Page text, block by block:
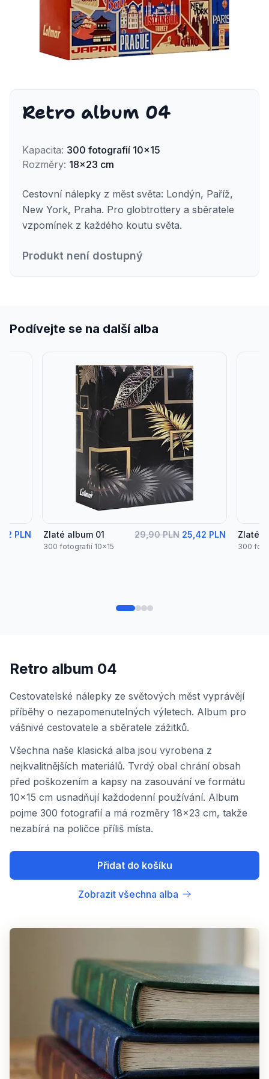
Retro album 04
Kapacita: 300 fotografií 10x15
Rozměry: 18x23 cm
Cestovní nálepky z měst světa: Londýn, Paříž,
New York, Praha. Pro globtrottery a sběratele
vzpomínek z každého koutu světa.
Produkt není dostupný
Podívejte se na další alba
Zlaté album 01 29,90 PLN 25,42 PLN
300 fotografií 10x15
Zlaté
300
PLN
Retro album 04
Cestovatelské nálepky ze světových měst vyprávějí
příběhy o nezapomenutelných výletech. Album pro
vášnivé cestovatele a sběratele zážitků.
Všechna naše klasická alba jsou vyrobena z
nejkvalitnějších materiálů. Tvrdý obal chrání obsah
před poškozením a kapsy na zasouvání ve formátu
10x15 cm usnadňují každodenní používání. Album
pojme 300 fotografií a má rozměry 18x23 cm, takže
nezabírá na poličce příliš místa.
Přidat do košíku
Zobrazit všechna alba